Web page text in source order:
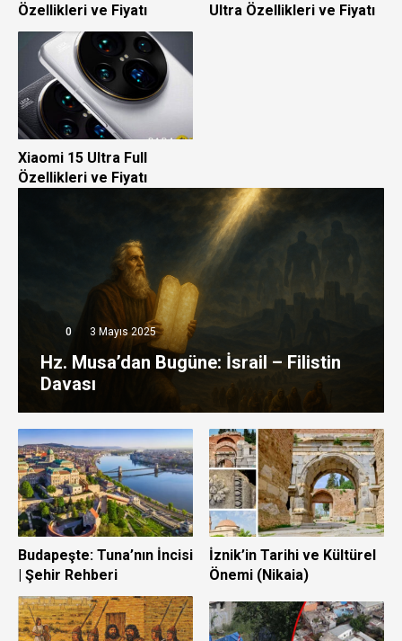
Özellikleri ve Fiyatı
Ultra Özellikleri ve Fiyatı
Xiaomi 15 Ultra Full
Özellikleri ve Fiyatı
0 3 Mayıs 2025
Hz. Musa’dan Bugüne: İsrail – Filistin
Davası
Budapeşte: Tuna’nın İncisi
| Şehir Rehberi
İznik’in Tarihi ve Kültürel
Önemi (Nikaia)